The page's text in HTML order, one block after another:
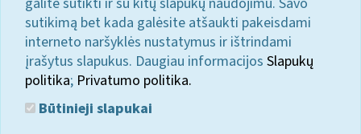
sutikimą bet kada galėsite atšaukti pakeisdami
interneto naršyklės nustatymus ir ištrindami
įrašytus slapukus. Daugiau informacijos Slapukų
politika; Privatumo politika.
Būtinieji slapukai